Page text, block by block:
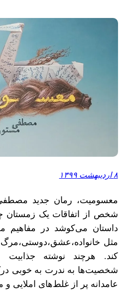
۸ اردیبهشت ۱۳۹۹
معسومیت، رمان جدید
شخص از اتفاقات یک زمستان
داستان می‌کوشد در مفاهیم
مثل خانواده،عشق،دوستی،مرگ
کند. هرچند نوشته
شخصیت‌ها به ندرت به خوبی
عامدانه پر از غلط‌های